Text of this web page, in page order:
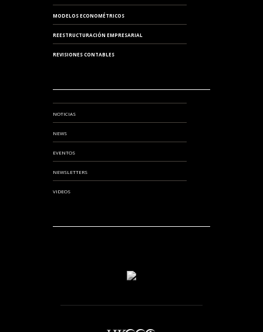
MODELOS ECONOMÉTRICOS
REESTRUCTURACIÓN EMPRESARIAL
REVISIONES CONTABLES
NOTICIAS
NEWS
EVENTOS
NEWSLETTERS
VIDEOS